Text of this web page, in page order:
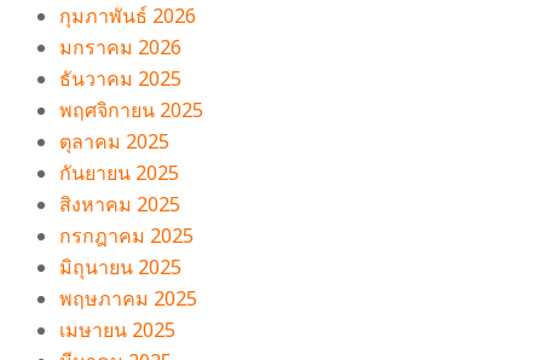
กุมภาพันธ์ 2026
มกราคม 2026
ธันวาคม 2025
พฤศจิกายน 2025
ตุลาคม 2025
กันยายน 2025
สิงหาคม 2025
กรกฎาคม 2025
มิถุนายน 2025
พฤษภาคม 2025
เมษายน 2025